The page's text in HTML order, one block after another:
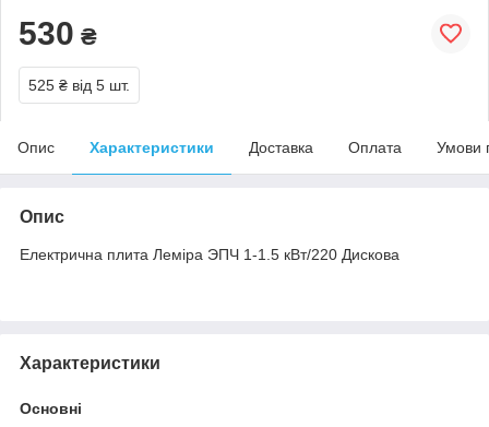
530 ₴
525 ₴ від 5 шт.
Опис Характеристики Доставка Оплата Умови
Опис
Електрична плита Леміра ЭПЧ 1-1.5 кВт/220 Дискова
Характеристики
Основні